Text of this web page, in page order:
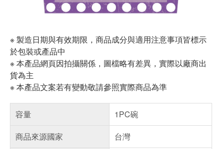
※ 製造日期與有效期限，商品成分與適用注意事項皆標示
於包裝或產品中
※ 本產品網頁因拍攝關係，圖檔略有差異，實際以廠商出
貨為主
※ 本產品文案若有變動敬請參照實際商品為準
容量
1PC碗
商品來源國家
台灣